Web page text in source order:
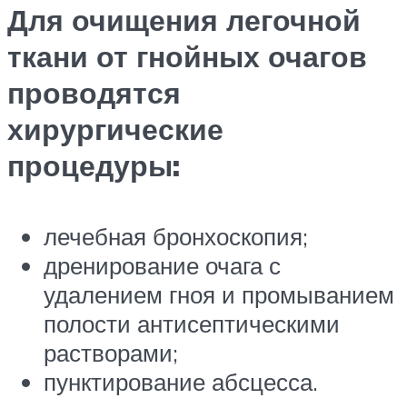
Для очищения легочной
ткани от гнойных очагов
проводятся
хирургические
процедуры:
лечебная бронхоскопия;
дренирование очага с
удалением гноя и промыванием
полости антисептическими
растворами;
пунктирование абсцесса.